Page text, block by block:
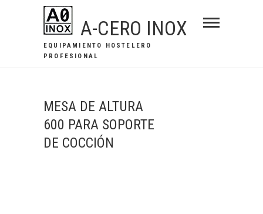
A-CERO INOX
EQUIPAMIENTO HOSTELERO
PROFESIONAL
MESA DE ALTURA
600 PARA SOPORTE
DE COCCIÓN